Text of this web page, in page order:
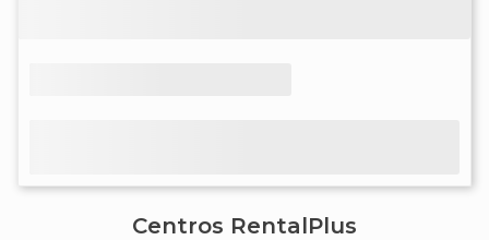
Centros RentalPlus